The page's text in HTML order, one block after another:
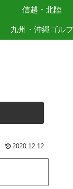
信越・北陸
九州・沖縄ゴルフ
2020.12.12